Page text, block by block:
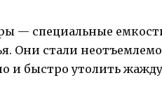
— специальные
Они стали
и быстро утолить